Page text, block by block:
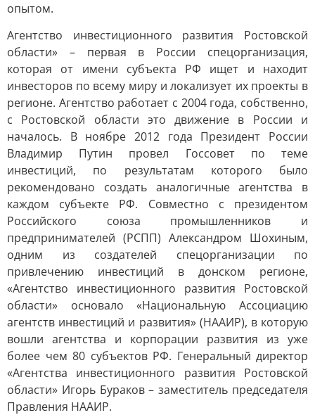
опытом.
Агентство инвестиционного развития Ростовской
области» – первая в России спецорганизация,
которая от имени субъекта РФ ищет и находит
инвесторов по всему миру и локализует их проекты в
регионе. Агентство работает с 2004 года, собственно,
с Ростовской области это движение в России и
началось. В ноябре 2012 года Президент России
Владимир Путин провел Госсовет по теме
инвестиций, по результатам которого было
рекомендовано создать аналогичные агентства в
каждом субъекте РФ. Совместно с президентом
Российского союза промышленников и
предпринимателей (РСПП) Александром Шохиным,
одним из создателей спецорганизации по
привлечению инвестиций в донском регионе,
«Агентство инвестиционного развития Ростовской
области» основало «Национальную Ассоциацию
агентств инвестиций и развития» (НААИР), в которую
вошли агентства и корпорации развития из уже
более чем 80 субъектов РФ. Генеральный директор
«Агентства инвестиционного развития Ростовской
области» Игорь Бураков – заместитель председателя
Правления НААИР.